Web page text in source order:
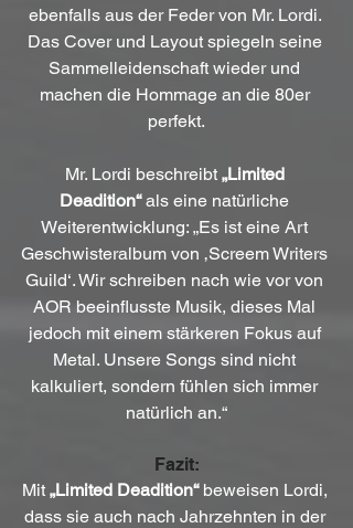
ebenfalls aus der Feder von Mr. Lordi.
Das Cover und Layout spiegeln seine
Sammelleidenschaft wieder und
machen die Hommage an die 80er
perfekt.
Mr. Lordi beschreibt „Limited
Deadition“ als eine natürliche
Weiterentwicklung: „Es ist eine Art
Geschwisteralbum von ‚Screem Writers
Guild‘. Wir schreiben nach wie vor von
AOR beeinflusste Musik, dieses Mal
jedoch mit einem stärkeren Fokus auf
Metal. Unsere Songs sind nicht
kalkuliert, sondern fühlen sich immer
natürlich an.“
Fazit:
Mit „Limited Deadition“ beweisen Lordi,
dass sie auch nach Jahrzehnten in der